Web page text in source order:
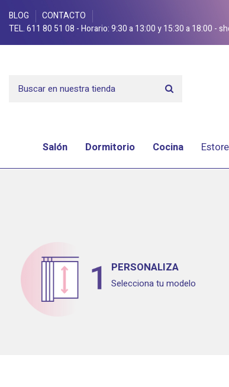
BLOG
CONTACTO
TEL. 611 80 51 08 - Horario: 9:30 a 13:00 y 15:30 a 18:00 -
Salón Dormitorio Cocina
PERSONALIZA
Selecciona tu modelo